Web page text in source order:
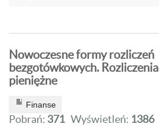
Nowoczesne formy rozliczeń
bezgotówkowych. Rozliczenia
pieniężne
Finanse
Pobrań: 371 Wyświetleń: 1386